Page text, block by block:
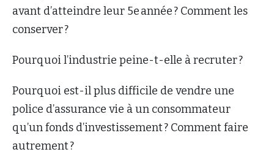
avant d’atteindre leur 5e année ? Comment les
conserver ?
Pourquoi l’industrie peine-t-elle à recruter ?
Pourquoi est-il plus difficile de vendre une
police d’assurance vie à un consommateur
qu’un fonds d’investissement ? Comment faire
autrement ?